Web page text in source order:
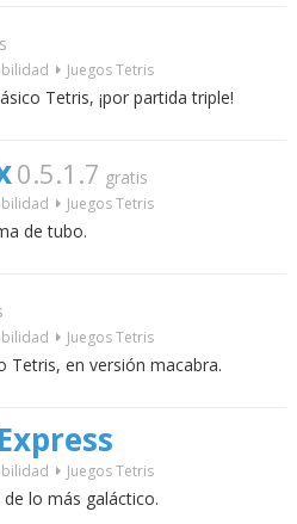
Juegos Tetris
Tetris, ¡por partida triple!
0.5.1.7 gratis
Juegos Tetris
de tubo.
Juegos Tetris
Tetris, en versión macabra.
Juegos Tetris
lo más galáctico.